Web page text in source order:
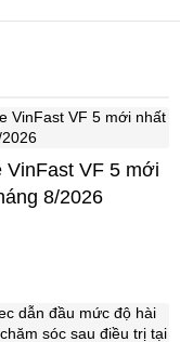
VinFast VF 5 mới
8/2026